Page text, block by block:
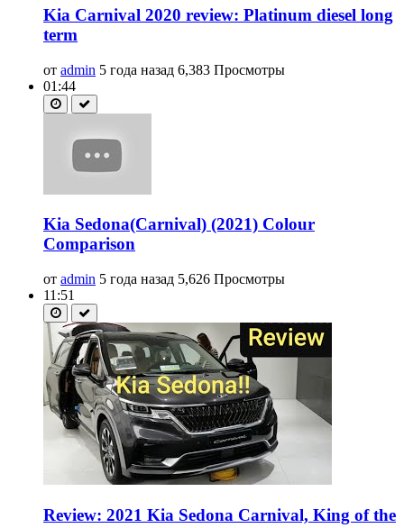
Kia Carnival 2020 review: Platinum diesel long
term
от admin 5 года назад 6,383 Просмотры
01:44
Kia Sedona(Carnival) (2021) Colour
Comparison
от admin 5 года назад 5,626 Просмотры
11:51
Review: 2021 Kia Sedona Carnival, King of the